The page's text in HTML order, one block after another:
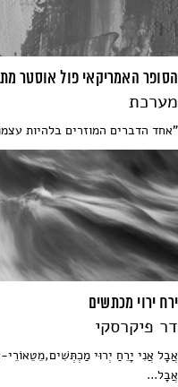
הסופר האמריקאי פול אוסטר מת
מערכת
"אחד הדברים המוזרים בלהיות
ירח ירוי מכתשים
דר פיקרסקי
אֲבָל אֲנִי יָרֵחַ יְרוּי
אֲבָל...